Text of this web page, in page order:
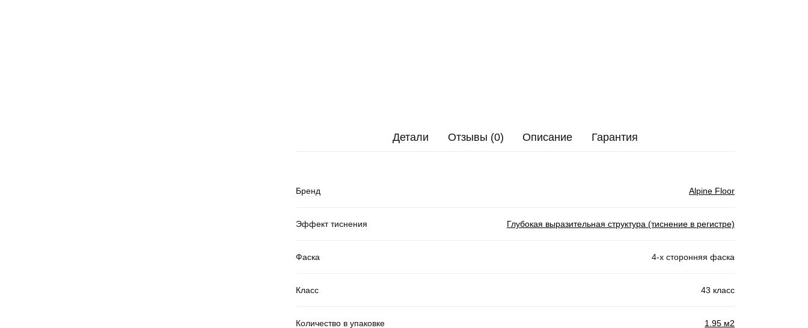
Детали Отзывы (0) Описание Гарантия
Бренд Alpine Floor
Эффект тиснения Глубокая выразительная структура (тиснение в регистре)
Фаска 4-х сторонняя фаска
Класс 43 класс
Количество в упаковке 1.95 м2